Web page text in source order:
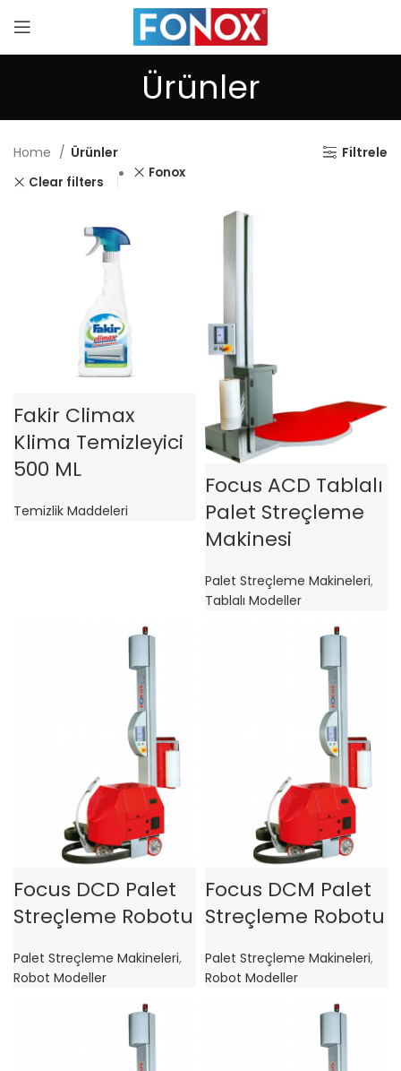
Ürünler
Home Ürünler Filtrele
Clear filters
Fonox
Fakir Climax
Klima Temizleyici
500 ML
Temizlik Maddeleri
Focus ACD Tablalı
Palet Streçleme
Makinesi
Palet Streçleme Makineleri,
Tablalı Modeller
Focus DCD Palet
Streçleme Robotu
Palet Streçleme Makineleri,
Robot Modeller
Focus DCM Palet
Streçleme Robotu
Palet Streçleme Makineleri,
Robot Modeller